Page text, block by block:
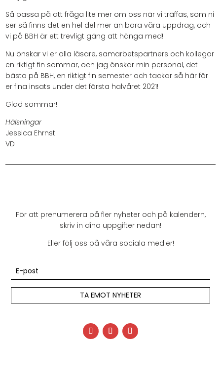
Så passa på att fråga lite mer om oss när vi träffas, som ni
ser så finns det en hel del mer än bara våra uppdrag, och
vi på BBH är ett trevligt gäng att hänga med!
Nu önskar vi er alla läsare, samarbetspartners och kollegor
en riktigt fin sommar, och jag önskar min personal, det
bästa på BBH, en riktigt fin semester och tackar så här för
er fina insats under det första halvåret 2021!
Glad sommar!
Hälsningar
Jessica Ehrnst
VD
För att prenumerera på fler nyheter och på kalendern,
skriv in dina uppgifter nedan!
Eller följ oss på våra sociala medier!
TA EMOT NYHETER